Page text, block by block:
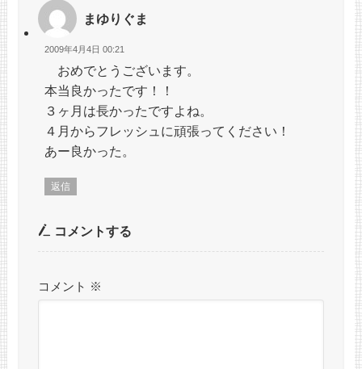
まゆりぐま
2009年4月4日 00:21
おめでとうございます。
本当良かったです！！
３ヶ月は長かったですよね。
４月からフレッシュに頑張ってください！
あー良かった。
返信
コメントする
コメント ※